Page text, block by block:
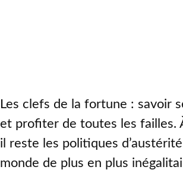
Les clefs de la fortune : savoir
et profiter de toutes les failles.
il reste les politiques
monde de plus en plus